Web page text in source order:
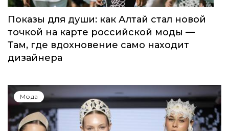
Показы для души: как Алтай стал новой
точкой на карте российской моды —
Там, где вдохновение само находит
дизайнера
Мода